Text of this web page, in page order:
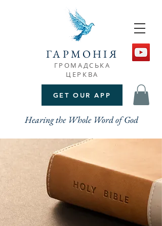
GET OUR APP
ГАРМОНІЯ
ГРОМАДСЬКА
ЦЕРКВА
Hearing the Whole Word of God